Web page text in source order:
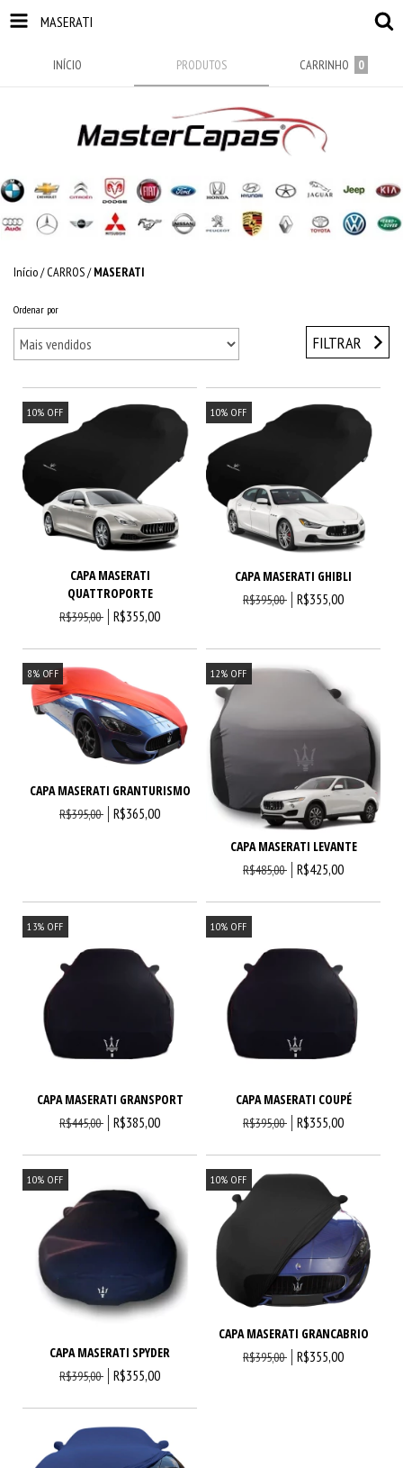
MASERATI
INÍCIO PRODUTOS CARRINHO 0
Início/ CARROS/ MASERATI
Ordenar por
FILTRAR
10% OFF
CAPA MASERATI
QUATTROPORTE
R$395,00 R$355,00
10% OFF
CAPA MASERATI GHIBLI
R$395,00 R$355,00
8% OFF
CAPA MASERATI GRANTURISMO
R$395,00 R$365,00
12% OFF
CAPA MASERATI LEVANTE
R$485,00 R$425,00
13% OFF
CAPA MASERATI GRANSPORT
R$445,00 R$385,00
10% OFF
CAPA MASERATI COUPÉ
R$395,00 R$355,00
10% OFF
CAPA MASERATI SPYDER
R$395,00 R$355,00
10% OFF
CAPA MASERATI GRANCABRIO
R$395,00 R$355,00